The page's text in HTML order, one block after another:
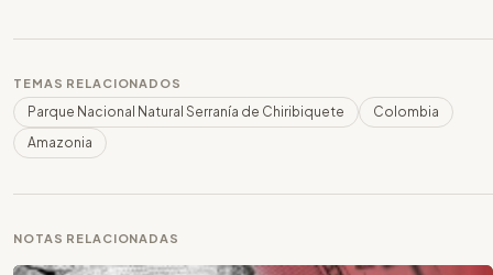
TEMAS RELACIONADOS
Parque Nacional Natural Serranía de Chiribiquete
Colombia
Amazonia
NOTAS RELACIONADAS